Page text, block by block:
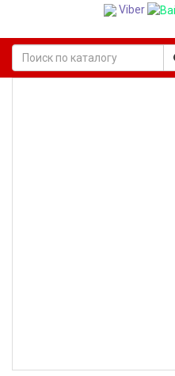
Viber